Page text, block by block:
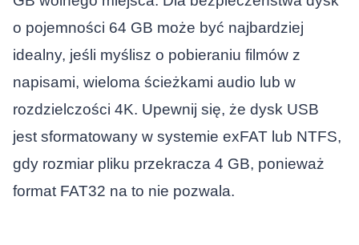
o pojemności 64 GB może być najbardziej
idealny, jeśli myślisz o pobieraniu filmów z
napisami, wieloma ścieżkami audio lub w
rozdzielczości 4K. Upewnij się, że dysk USB
jest sformatowany w systemie exFAT lub NTFS,
gdy rozmiar pliku przekracza 4 GB, ponieważ
format FAT32 na to nie pozwala.